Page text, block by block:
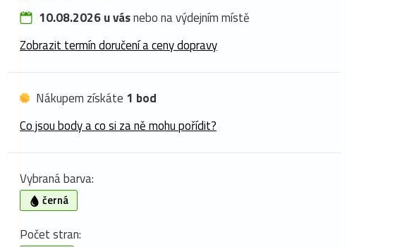
10.08.2026 u vásnebo na výdejním místě
Zobrazit termín doručení a ceny dopravy
Nákupem získáte 1 bod
Co jsou body a co si za ně mohu pořídit?
Vybraná barva:
černá
Počet stran: